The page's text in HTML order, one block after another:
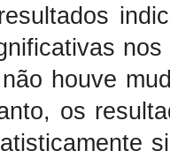
houve
os